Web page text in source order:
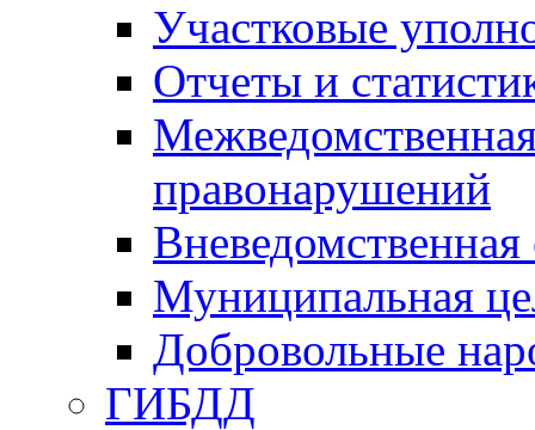
Участковые
Отчеты и
правонарушений
Вневедомственная
Муниципальная
Добровольные
ГИБДД